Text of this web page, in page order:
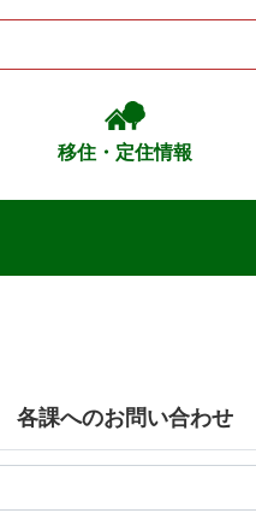
移住・定住情報
各課へのお問い合わせ